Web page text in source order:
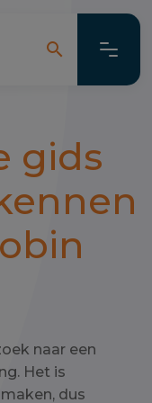
search search
gids
naar een
Het is
dus